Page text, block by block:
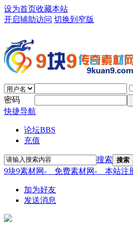
设为首页收藏本站
开启辅助访问 切换到窄版
密码
快捷导航
论坛BBS
充值
搜索 搜索
9块9素材网-＿免费素材网-＿本站注
加为好友
发送消息